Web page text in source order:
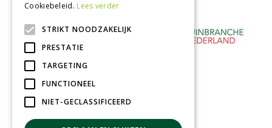
Cookiebeleid. Lees verder
STRIKT NOODZAKELIJK
PRESTATIE
TARGETING
FUNCTIONEEL
NIET-GECLASSIFICEERD